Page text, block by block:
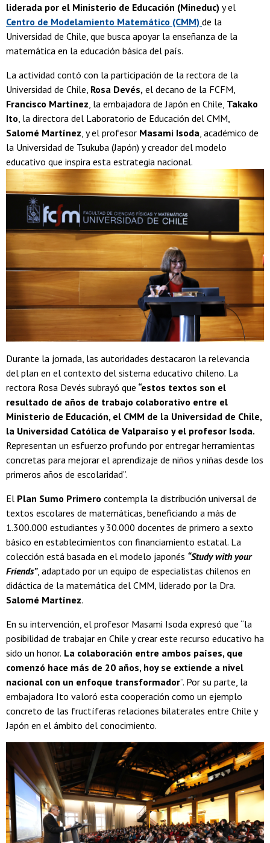
liderada por el Ministerio de Educación (Mineduc) y el
Centro de Modelamiento Matemático (CMM) de la
Universidad de Chile, que busca apoyar la enseñanza de la
matemática en la educación básica del país.
La actividad contó con la participación de la rectora de la
Universidad de Chile, Rosa Devés, el decano de la FCFM,
Francisco Martínez, la embajadora de Japón en Chile, Takako
Ito, la directora del Laboratorio de Educación del CMM,
Salomé Martínez, y el profesor Masami Isoda, académico de
la Universidad de Tsukuba (Japón) y creador del modelo
educativo que inspira esta estrategia nacional.
Durante la jornada, las autoridades destacaron la relevancia
del plan en el contexto del sistema educativo chileno. La
rectora Rosa Devés subrayó que “estos textos son el
resultado de años de trabajo colaborativo entre el
Ministerio de Educación, el CMM de la Universidad de Chile,
la Universidad Católica de Valparaíso y el profesor Isoda.
Representan un esfuerzo profundo por entregar herramientas
concretas para mejorar el aprendizaje de niños y niñas desde los
primeros años de escolaridad”.
El Plan Sumo Primero contempla la distribución universal de
textos escolares de matemáticas, beneficiando a más de
1.300.000 estudiantes y 30.000 docentes de primero a sexto
básico en establecimientos con financiamiento estatal. La
colección está basada en el modelo japonés “Study with your
Friends”, adaptado por un equipo de especialistas chilenos en
didáctica de la matemática del CMM, liderado por la Dra.
Salomé Martínez.
En su intervención, el profesor Masami Isoda expresó que “la
posibilidad de trabajar en Chile y crear este recurso educativo ha
sido un honor. La colaboración entre ambos países, que
comenzó hace más de 20 años, hoy se extiende a nivel
nacional con un enfoque transformador”. Por su parte, la
embajadora Ito valoró esta cooperación como un ejemplo
concreto de las fructíferas relaciones bilaterales entre Chile y
Japón en el ámbito del conocimiento.